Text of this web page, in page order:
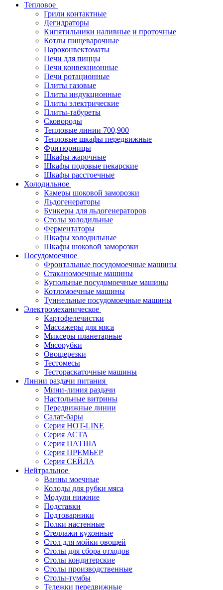
Тепловое
Грили контактные
Дегидраторы
Кипятильники наливные и проточные
Котлы пищеварочные
Пароконвектоматы
Печи для пиццы
Печи конвекционные
Печи ротационные
Плиты газовые
Плиты индукционные
Плиты электрические
Плиты-табуреты
Сковороды
Тепловые линии 700,900
Тепловые шкафы передвижные
Фритюрницы
Шкафы жарочные
Шкафы подовые пекарские
Шкафы расстоечные
Холодильное
Камеры шоковой заморозки
Льдогенераторы
Бункеры для льдогенераторов
Столы холодильные
Ферментаторы
Шкафы холодильные
Шкафы шоковой заморозки
Посудомоечное
Фронтальные посудомоечные машины
Стаканомоечные машины
Купольные посудомоечные машины
Котломоечные машины
Туннельные посудомоечные машины
Электромеханическое
Картофелечистки
Массажеры для мяса
Миксеры планетарные
Мясорубки
Овощерезки
Тестомесы
Тестораскаточные машины
Линии раздачи питания
Мини-линия раздачи
Настольные витрины
Передвижные линии
Салат-бары
Серия HOT-LINE
Серия АСТА
Серия ПАТША
Серия ПРЕМЬЕР
Серия СЕЙЛА
Нейтральное
Ванны моечные
Колоды для рубки мяса
Модули нижние
Подставки
Подтоварники
Полки настенные
Стеллажи кухонные
Стол для мойки овощей
Столы для сбора отходов
Столы кондитерские
Столы производственные
Столы-тумбы
Тележки передвижные